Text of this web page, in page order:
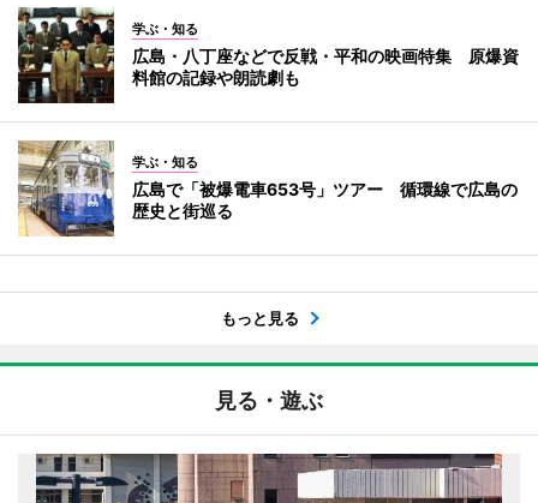
学ぶ・知る
広島・八丁座などで反戦・平和の映画特集 原爆資
料館の記録や朗読劇も
学ぶ・知る
広島で「被爆電車653号」ツアー 循環線で広島の
歴史と街巡る
もっと見る
見る・遊ぶ